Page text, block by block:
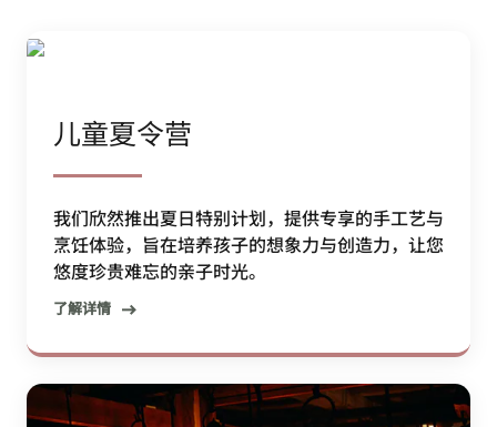
儿童夏令营
我们欣然推出夏日特别计划，提供专享的手工艺与
烹饪体验，旨在培养孩子的想象力与创造力，让您
悠度珍贵难忘的亲子时光。
了解详情